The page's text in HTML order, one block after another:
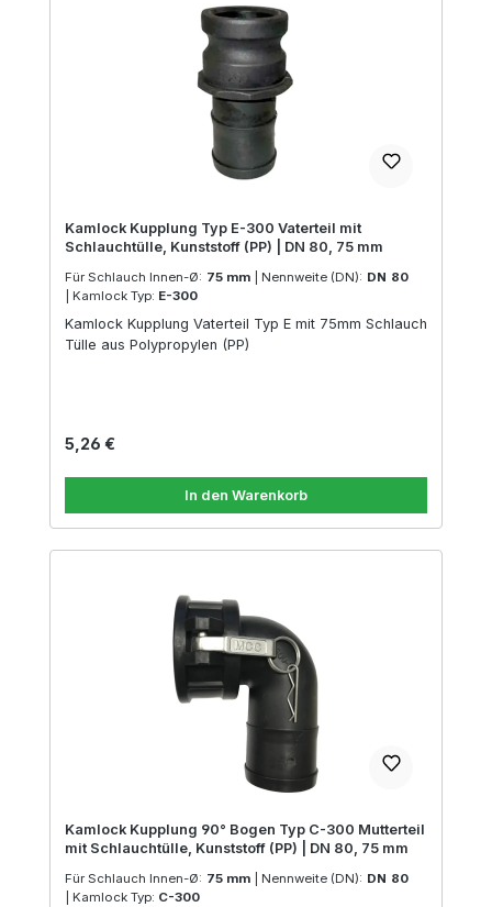
Kamlock Kupplung Typ E-300 Vaterteil mit
Schlauchtülle, Kunststoff (PP) | DN 80, 75 mm
Für Schlauch Innen-Ø: 75 mm Nennweite (DN): DN 80
Kamlock Typ: E-300
Kamlock Kupplung Vaterteil Typ E mit 75mm Schlauch
Tülle aus Polypropylen (PP)
Regulärer Preis:
5,26 €
In den Warenkorb
Kamlock Kupplung 90° Bogen Typ C-300 Mutterteil
mit Schlauchtülle, Kunststoff (PP) | DN 80, 75 mm
Für Schlauch Innen-Ø: 75 mm Nennweite (DN): DN 80
Kamlock Typ: C-300